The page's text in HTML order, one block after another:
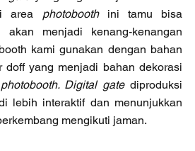
area photobooth ini tamu bisa
menjadi kenang-kenangan
kami gunakan dengan bahan
doff yang menjadi bahan dekorasi
photobooth. Digital gate diproduksi
lebih interaktif dan menunjukkan
mengikuti jaman.